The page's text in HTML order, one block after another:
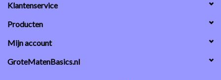
Klantenservice
Producten
Mijn account
GroteMatenBasics.nl